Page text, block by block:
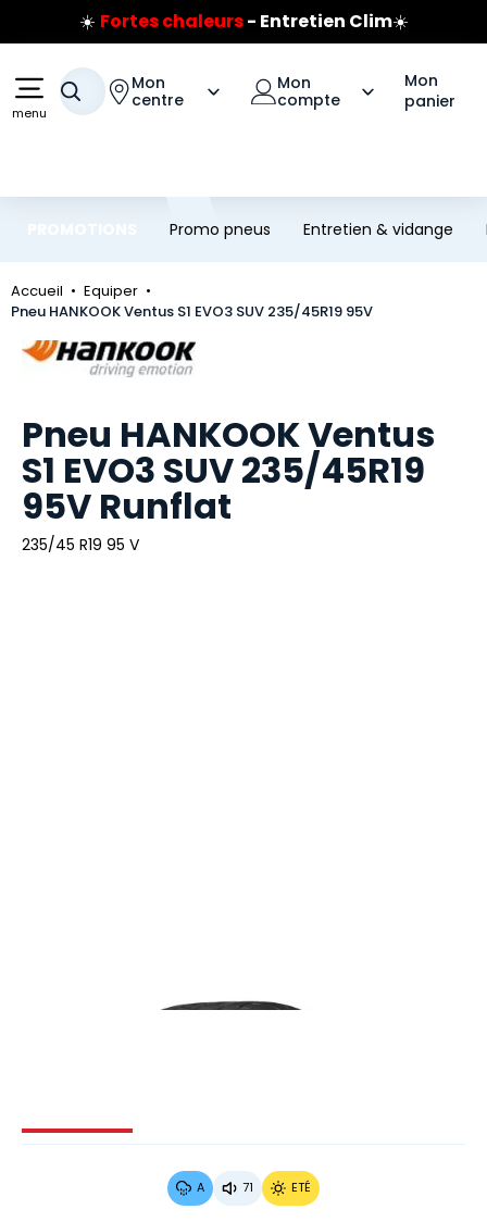
Aller au contenu principal
Aller à la navigation
☀️ Fortes chaleurs- Entretien Clim☀️
Prix coûtant pneus Bridgestone
🔥
Jusqu'à 120€ remboursés
sur les pneus Bridgestone
menu
Votre recherche
Mon
centre
Mon
compte
Mon
panier
Promo pneus Entretien & vidange
Accueil
Equiper
Pneu HANKOOK Ventus S1 EVO3 SUV 235/45R19 95V
Marque
Pneu HANKOOK Ventus
S1 EVO3 SUV 235/45R19
95V Runflat
235/45 R19 95 V
Image 1 sur 3
A 71 ETÉ